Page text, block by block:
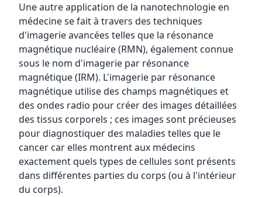
Une autre application de la nanotechnologie en
médecine se fait à travers des techniques
d'imagerie avancées telles que la résonance
magnétique nucléaire (RMN), également connue
sous le nom d'imagerie par résonance
magnétique (IRM). L'imagerie par résonance
magnétique utilise des champs magnétiques et
des ondes radio pour créer des images détaillées
des tissus corporels ; ces images sont précieuses
pour diagnostiquer des maladies telles que le
cancer car elles montrent aux médecins
exactement quels types de cellules sont présents
dans différentes parties du corps (ou à l'intérieur
du corps).